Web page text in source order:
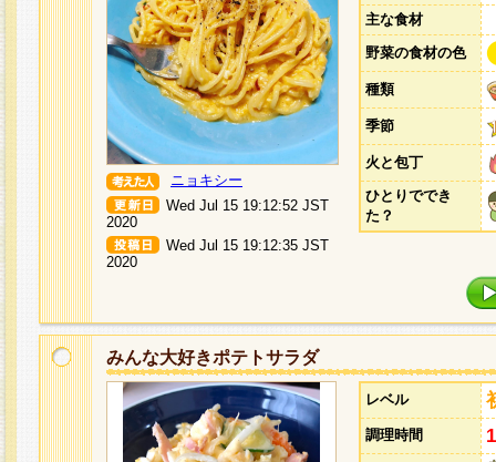
ニョキシー
Wed Jul 15 19:12:52 JST
2020
Wed Jul 15 19:12:35 JST
2020
主な食材
野菜の食材の色
種類
季節
火と包丁
ひとりででき
た？
みんな大好きポテトサラダ
レベル
調理時間